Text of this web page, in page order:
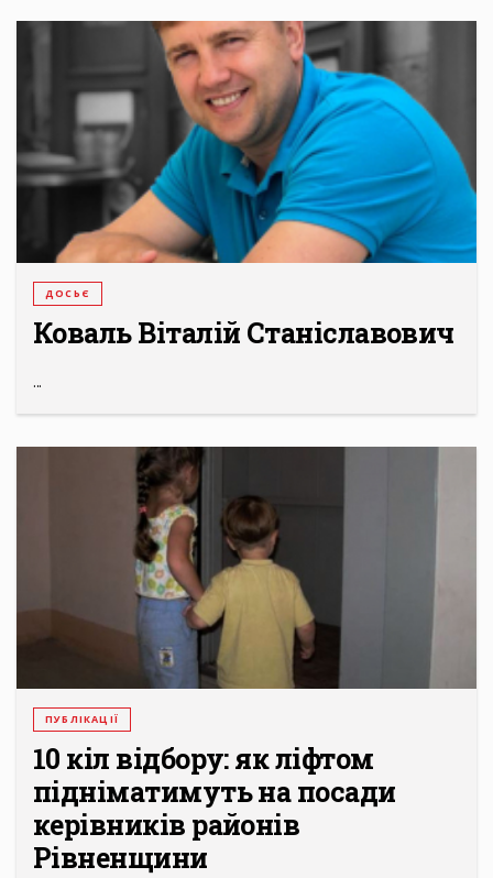
ДОСЬЄ
Коваль Віталій Станіславович
...
ПУБЛІКАЦІЇ
10 кіл відбору: як ліфтом
підніматимуть на посади
керівників районів
Рівненщини